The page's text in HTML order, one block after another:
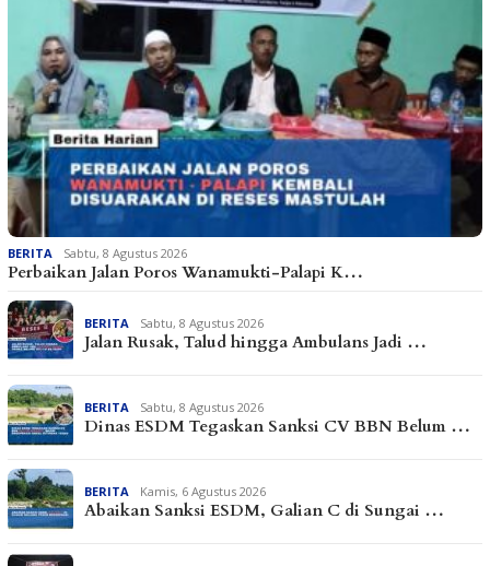
BERITA Sabtu, 8 Agustus 2026
Perbaikan Jalan Poros Wanamukti-Palapi K…
BERITA Sabtu, 8 Agustus 2026
Jalan Rusak, Talud hingga Ambulans Jadi …
BERITA Sabtu, 8 Agustus 2026
Dinas ESDM Tegaskan Sanksi CV BBN Belum …
BERITA Kamis, 6 Agustus 2026
Abaikan Sanksi ESDM, Galian C di Sungai …